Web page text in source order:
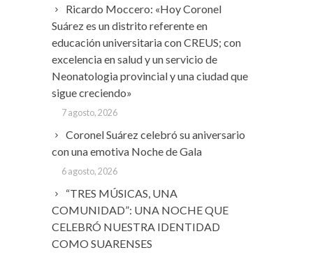
Ricardo Moccero: «Hoy Coronel
Suárez es un distrito referente en
educación universitaria con CREUS; con
excelencia en salud y un servicio de
Neonatologia provincial y una ciudad que
sigue creciendo»
7 agosto, 2026
Coronel Suárez celebró su aniversario
con una emotiva Noche de Gala
6 agosto, 2026
“TRES MÚSICAS, UNA
COMUNIDAD”: UNA NOCHE QUE
CELEBRÓ NUESTRA IDENTIDAD
COMO SUARENSES